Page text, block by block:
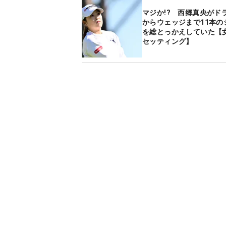
マジか!? 西郷真央がド
からウェッジまで11本の
を総とっかえしていた【
セッティング】